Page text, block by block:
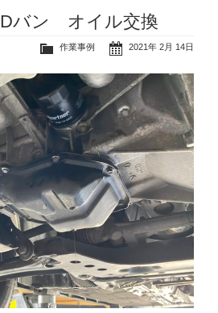
バン オイル交換
2021年 2月 14日
作業事例